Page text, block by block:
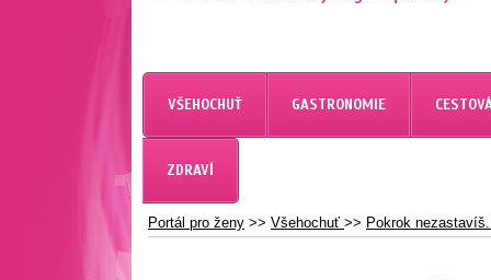
VŠEHOCHUŤ GASTRONOMIE
ZDRAVÍ
Portál pro ženy >> Všehochuť >> Pokrok